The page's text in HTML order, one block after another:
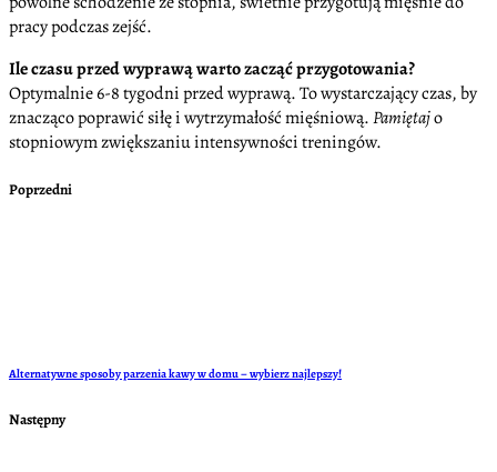
pracy podczas zejść.
Ile czasu przed wyprawą warto zacząć przygotowania?
Optymalnie 6-8 tygodni przed wyprawą. To wystarczający czas, by
znacząco poprawić siłę i wytrzymałość mięśniową.Pamiętajo
stopniowym zwiększaniu intensywności treningów.
Poprzedni
Alternatywne sposoby parzenia kawy w domu – wybierz najlepszy!
Następny